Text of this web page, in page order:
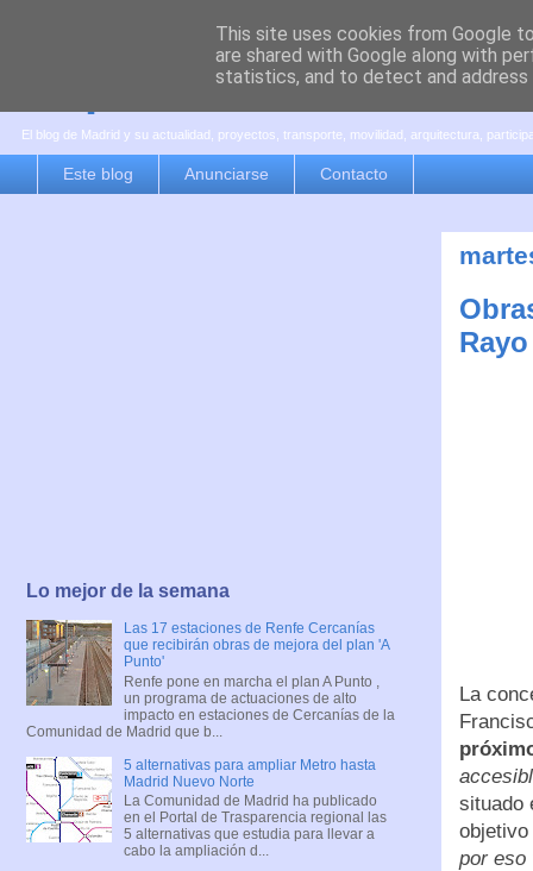
es por madrid
El blog de Madrid y su actualidad, proyectos, transporte, movilidad, arquitectura,
Este blog Anunciarse Contacto
Rayo
La
situado
por eso
Lo mejor de la semana
Las 17 estaciones de Renfe Cercanías
que recibirán obras de mejora del plan 'A
Punto'
Renfe pone en marcha el plan A Punto ,
un programa de actuaciones de alto
impacto en estaciones de Cercanías de la
Comunidad de Madrid que b...
5 alternativas para ampliar Metro hasta
Madrid Nuevo Norte
La Comunidad de Madrid ha publicado
en el Portal de Trasparencia regional las
5 alternativas que estudia para llevar a
cabo la ampliación d...
This site uses cookies from Google
are shared with Google along with
statistics, and to detect and address